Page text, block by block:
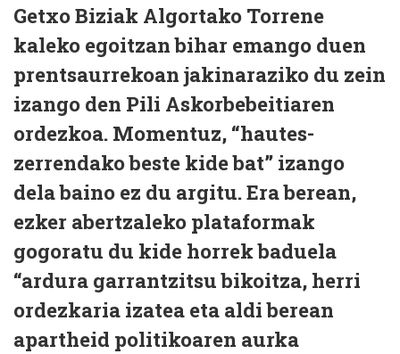
Getxo Biziak Algortako Torrene
kaleko egoitzan bihar emango duen
prentsaurrekoan jakinaraziko du zein
izango den Pili Askorbebeitiaren
ordezkoa. Momentuz, “hautes-
zerrendako beste kide bat” izango
dela baino ez du argitu. Era berean,
ezker abertzaleko plataformak
gogoratu du kide horrek baduela
“ardura garrantzitsu bikoitza, herri
ordezkaria izatea eta aldi berean
apartheid politikoaren aurka